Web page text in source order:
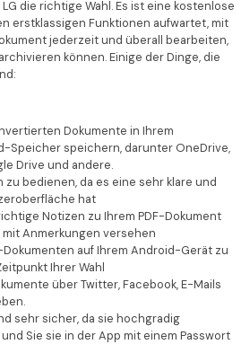
die richtige Wahl. Es ist eine kostenlose
erstklassigen Funktionen aufwartet, mit
jederzeit und überall bearbeiten,
können. Einige der Dinge, die
Dokumente in Ihrem
Speicher speichern, darunter OneDrive,
Drive und andere.
zu bedienen, da es eine sehr klare und
hat
Notizen zu Ihrem PDF-Dokument
Anmerkungen versehen
auf Ihrem Android-Gerät zu
Ihrer Wahl
über Twitter, Facebook, E-Mails
sehr sicher, da sie hochgradig
Sie sie in der App mit einem Passwort